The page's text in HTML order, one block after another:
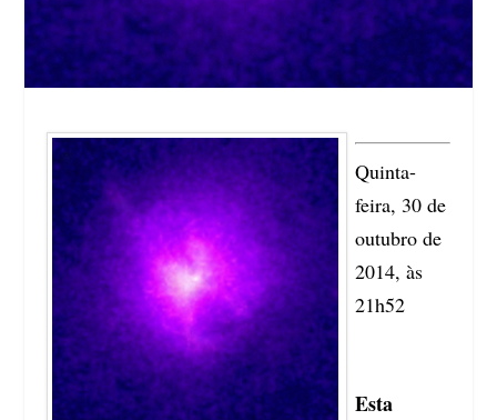
Quinta-
feira, 30 de
outubro de
2014, às
21h52
Esta